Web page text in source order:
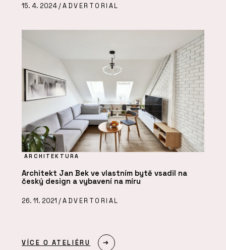
15. 4. 2024 /ADVERTORIAL
ARCHITEKTURA
Architekt Jan Bek ve vlastním bytě vsadil na
český design a vybavení na míru
26. 11. 2021 /ADVERTORIAL
VÍCE O ATELIÉRU